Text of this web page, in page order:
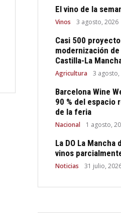
El vino de la
Vinos 3 agosto, 2026
Casi 500
modernización
Castilla-La
Agricultura 3 agosto,
Barcelona Wine
90 % del espacio
de la feria
Nacional 1 agosto,
La DO La Mancha
vinos
Noticias 31 julio,